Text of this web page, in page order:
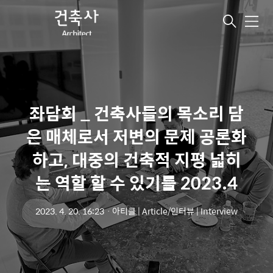
메
뉴
좌담회 _ 건축사들의 목소리 담
은 매체로서 저변의 문제 공론화
하고, 대중의 건축적 지평 넓히
는 역할 할 수 있기를 2023.4
2023. 4. 20. 16:23ㆍ아티클 | Article/인터뷰 | Interview